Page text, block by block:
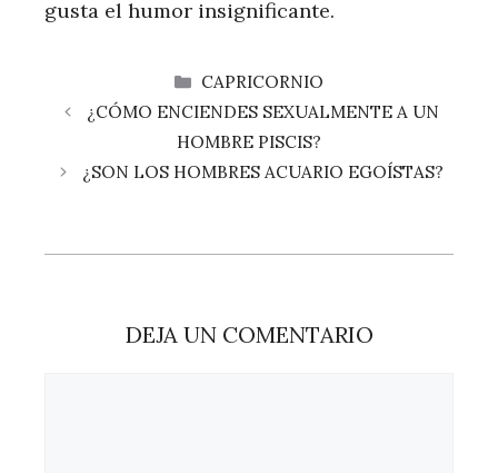
gusta el humor insignificante.
CATEGORÍAS
CAPRICORNIO
¿CÓMO ENCIENDES SEXUALMENTE A UN
HOMBRE PISCIS?
¿SON LOS HOMBRES ACUARIO EGOÍSTAS?
DEJA UN COMENTARIO